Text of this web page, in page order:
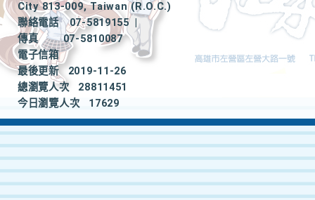
City 813-009, Taiwan (R.O.C.)
聯絡電話
07-5819155
|
傳真
07-5810087
電子信箱
最後更新
2019-11-26
總瀏覽人次
28811451
今日瀏覽人次
17629